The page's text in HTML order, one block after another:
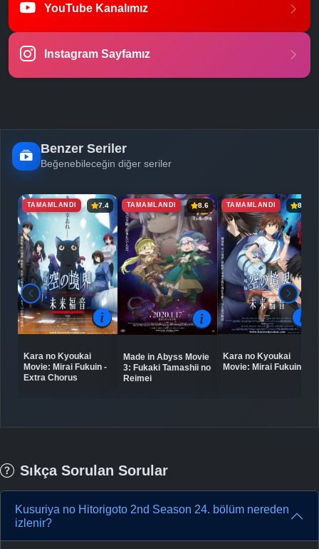
-Bölüm No: 24
YouTube Kanalımız
Instagram Sayfamız
Benzer Seriler
Beğenebileceğin diğer seriler
TAMAMLANDI 7.4
Kara no Kyoukai
Movie: Mirai Fukuin -
Extra Chorus
TAMAMLANDI 8.6
Made in Abyss Movie
3: Fukaki Tamashii no
Reimei
TAMAMLANDI 8.0
Kara no Kyoukai
Movie: Mirai Fukuin
Sıkça Sorulan Sorular
Kusuriya no Hitorigoto 2nd Season 24. bölüm nereden
izlenir?